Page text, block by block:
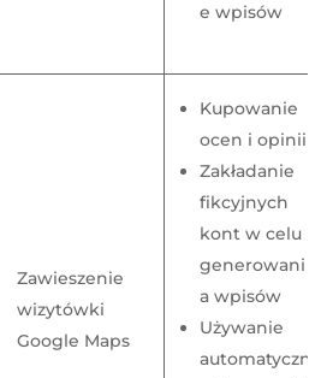
e wpisów
Zawieszenie
wizytówki
Google Maps
Kupowanie
ocen i opinii
Zakładanie
fikcyjnych
kont w celu
generowani
a wpisów
Używanie
automatyczn